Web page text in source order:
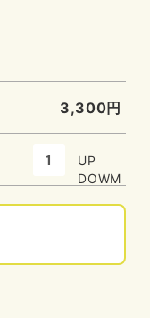
3,300円
UP
DOWM